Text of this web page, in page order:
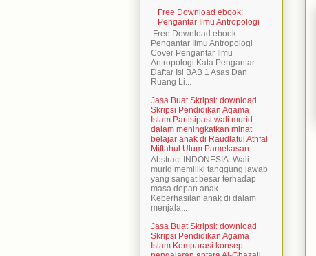
Free Download ebook:
Pengantar Ilmu Antropologi
Free Download ebook
Pengantar Ilmu Antropologi
Cover Pengantar Ilmu
Antropologi Kata Pengantar
Daftar Isi BAB 1 Asas Dan
Ruang Li...
Jasa Buat Skripsi: download
Skripsi Pendidikan Agama
Islam:Partisipasi wali murid
dalam meningkatkan minat
belajar anak di Raudlatul Athfal
Miftahul Ulum Pamekasan.
Abstract INDONESIA: Wali
murid memiliki tanggung jawab
yang sangat besar terhadap
masa depan anak.
Keberhasilan anak di dalam
menjala...
Jasa Buat Skripsi: download
Skripsi Pendidikan Agama
Islam:Komparasi konsep